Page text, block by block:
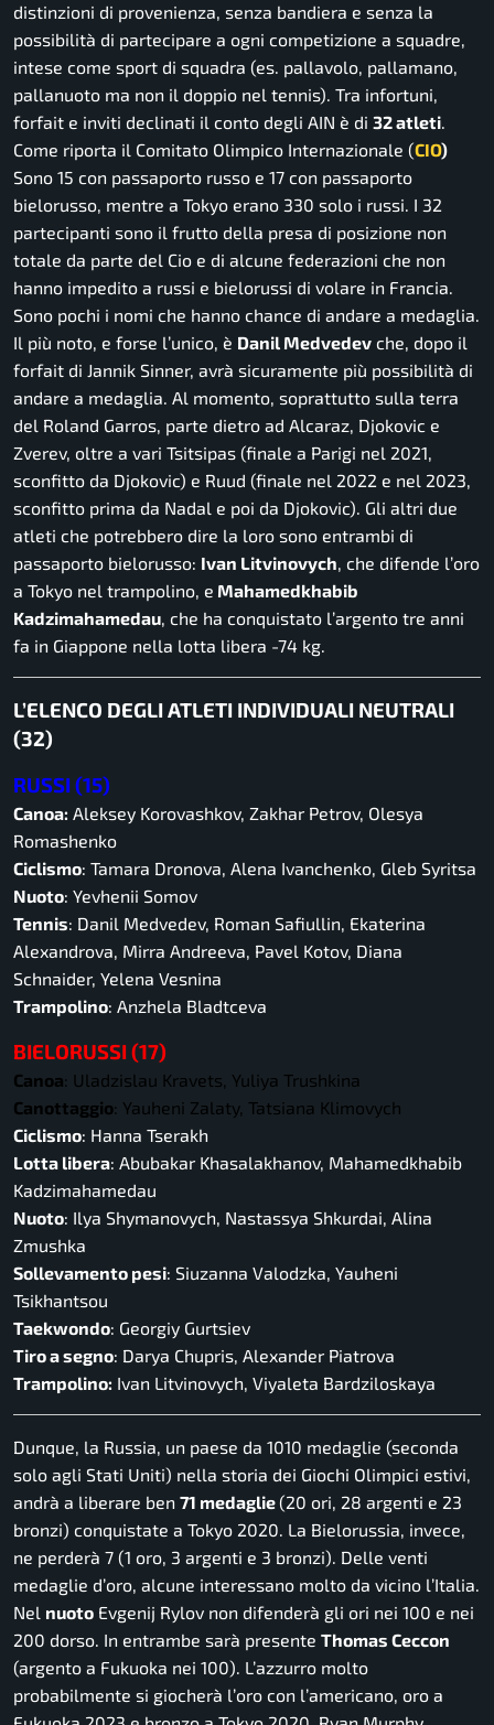
distinzioni di provenienza, senza bandiera e senza la
possibilità di partecipare a ogni competizione a squadre,
intese come sport di squadra (es. pallavolo, pallamano,
pallanuoto ma non il doppio nel tennis). Tra infortuni,
forfait e inviti declinati il conto degli AIN è di 32 atleti.
Come riporta il Comitato Olimpico Internazionale (CIO)
Sono 15 con passaporto russo e 17 con passaporto
bielorusso, mentre a Tokyo erano 330 solo i russi. I 32
partecipanti sono il frutto della presa di posizione non
totale da parte del Cio e di alcune federazioni che non
hanno impedito a russi e bielorussi di volare in Francia.
Sono pochi i nomi che hanno chance di andare a medaglia.
Il più noto, e forse l’unico, è Danil Medvedev che, dopo il
forfait di Jannik Sinner, avrà sicuramente più possibilità di
andare a medaglia. Al momento, soprattutto sulla terra
del Roland Garros, parte dietro ad Alcaraz, Djokovic e
Zverev, oltre a vari Tsitsipas (finale a Parigi nel 2021,
sconfitto da Djokovic) e Ruud (finale nel 2022 e nel 2023,
sconfitto prima da Nadal e poi da Djokovic). Gli altri due
atleti che potrebbero dire la loro sono entrambi di
passaporto bielorusso: Ivan Litvinovych, che difende l’oro
a Tokyo nel trampolino, e Mahamedkhabib
Kadzimahamedau, che ha conquistato l’argento tre anni
fa in Giappone nella lotta libera -74 kg.
L’ELENCO DEGLI ATLETI INDIVIDUALI NEUTRALI
(32)
RUSSI (15)
Canoa: Aleksey Korovashkov, Zakhar Petrov, Olesya
Romashenko
Ciclismo: Tamara Dronova, Alena Ivanchenko, Gleb Syritsa
Nuoto: Yevhenii Somov
Tennis: Danil Medvedev, Roman Safiullin, Ekaterina
Alexandrova, Mirra Andreeva, Pavel Kotov, Diana
Schnaider, Yelena Vesnina
Trampolino: Anzhela Bladtceva
BIELORUSSI(17)
Canoa: Uladzislau Kravets, Yuliya Trushkina
Canottaggio: Yauheni Zalaty, Tatsiana Klimovych
Ciclismo: Hanna Tserakh
Lotta libera: Abubakar Khasalakhanov, Mahamedkhabib
Kadzimahamedau
Nuoto: Ilya Shymanovych, Nastassya Shkurdai, Alina
Zmushka
Sollevamento pesi: Siuzanna Valodzka, Yauheni
Tsikhantsou
Taekwondo: Georgiy Gurtsiev
Tiro a segno: Darya Chupris, Alexander Piatrova
Trampolino: Ivan Litvinovych, Viyaleta Bardziloskaya
Dunque, la Russia, un paese da 1010 medaglie (seconda
solo agli Stati Uniti) nella storia dei Giochi Olimpici estivi,
andrà a liberare ben 71 medaglie(20 ori, 28 argenti e 23
bronzi) conquistate a Tokyo 2020. La Bielorussia, invece,
ne perderà 7 (1 oro, 3 argenti e 3 bronzi). Delle venti
medaglie d’oro, alcune interessano molto da vicino l’Italia.
Nel nuoto Evgenij Rylov non difenderà gli ori nei 100 e nei
200 dorso. In entrambe sarà presente Thomas Ceccon
(argento a Fukuoka nei 100). L’azzurro molto
probabilmente si giocherà l’oro con l’americano, oro a